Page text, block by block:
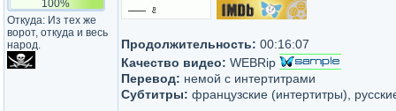
100%
Откуда: Из тех же
ворот, откуда и весь
народ.
Продолжительность: 00:16:07
Качество видео: WEBRip
Перевод: немой с интертитрами
Субтитры: французские (интертитры),